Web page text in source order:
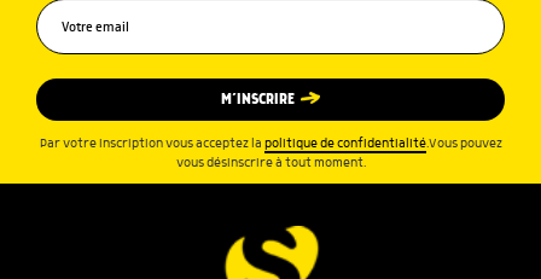
M’INSCRIRE
Par votre inscription vous acceptez la politique de confidentialité.Vous pouvez
vous désinscrire à tout moment.